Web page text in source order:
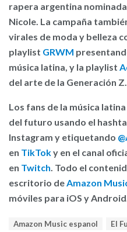
rapera argentina
Nicole. La campaña
virales de moda y belleza
playlist GRWM
música latina, y la playlist
del arte de la Generación Z.
Los fans de la música
del futuro usando el
Instagram y etiquetando
en TikToky en el canal
en Twitch. Todo el
escritorio deAmazon
móviles para iOS y
Amazon Music espanol El